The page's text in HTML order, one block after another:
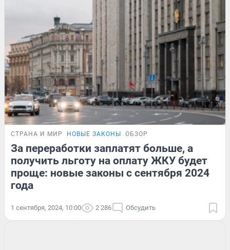
СТРАНА И МИР НОВЫЕ ЗАКОНЫ ОБЗОР
За переработки заплатят больше, а
получить льготу на оплату ЖКУ будет
проще: новые законы с сентября 2024
года
1 сентября, 2024, 10:00 2 286 Обсудить